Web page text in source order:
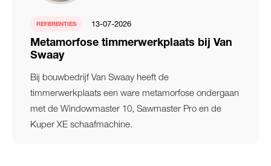
REFERENTIES 13-07-2026
Metamorfose timmerwerkplaats bij Van
Swaay
Bij bouwbedrijf Van Swaay heeft de
timmerwerkplaats een ware metamorfose ondergaan
met de Windowmaster 10, Sawmaster Pro en de
Kuper XE schaafmachine.